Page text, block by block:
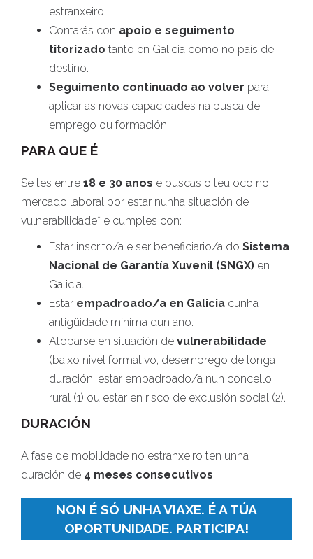
estranxeiro.
Contarás con apoio e seguimento
titorizado tanto en Galicia como no país de
destino.
Seguimento continuado ao volver para
aplicar as novas capacidades na busca de
emprego ou formación.
PARA QUE É
Se tes entre 18 e 30 anos e buscas o teu oco no
mercado laboral por estar nunha situación de
vulnerabilidade* e cumples con:
Estar inscrito/a e ser beneficiario/a do Sistema
Nacional de Garantía Xuvenil (SNGX) en
Galicia.
Estar empadroado/a en Galicia cunha
antigüidade mínima dun ano.
Atoparse en situación de vulnerabilidade
(baixo nivel formativo, desemprego de longa
duración, estar empadroado/a nun concello
rural (1) ou estar en risco de exclusión social (2).
DURACIÓN
A fase de mobilidade no estranxeiro ten unha
duración de 4 meses consecutivos.
NON É SÓ UNHA VIAXE. É A TÚA
OPORTUNIDADE. PARTICIPA!